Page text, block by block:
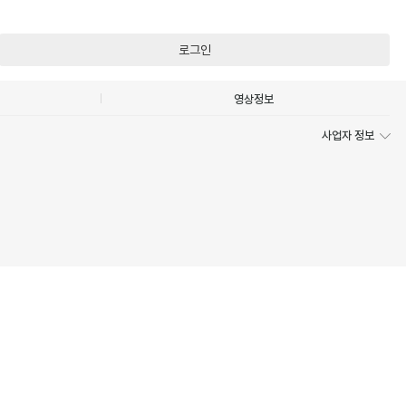
로그인
영상정보
사업자 정보